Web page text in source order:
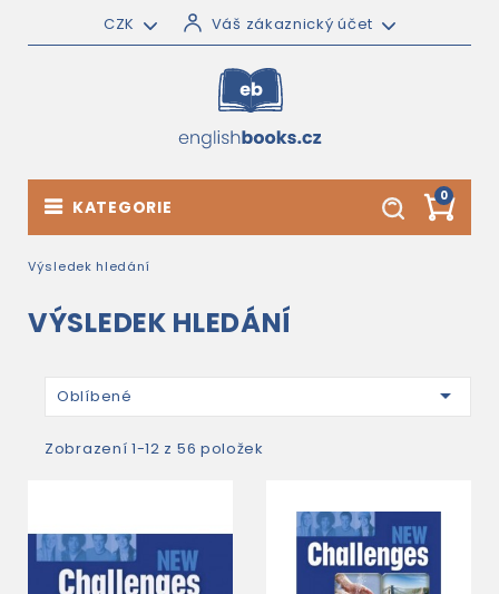
CZK Váš zákaznický účet
0
KATEGORIE
Výsledek hledání
VÝSLEDEK HLEDÁNÍ
Oblíbené 
Zobrazení 1-12 z 56 položek